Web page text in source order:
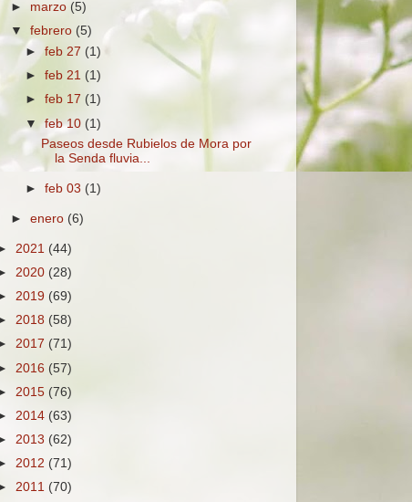
► marzo(5)
▼febrero (5)
►feb 27 (1)
►feb 21 (1)
►feb 17 (1)
▼feb 10 (1)
Paseos desde Rubielos de Mora por
la Senda fluvia...
►feb 03 (1)
►enero (6)
2021 (44)
2020 (28)
2019 (69)
2018 (58)
2017 (71)
2016 (57)
2015 (76)
2014 (63)
2013 (62)
2012 (71)
2011 (70)